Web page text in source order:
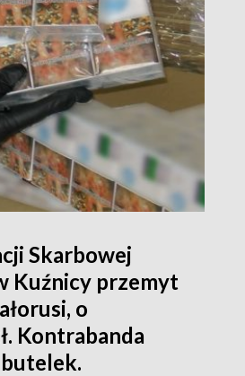
Skarbowej
Kuźnicy przemyt
o
Kontrabanda